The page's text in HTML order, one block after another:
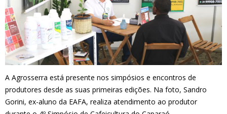
A Agrosserra está presente nos simpósios e encontros de
produtores desde as suas primeiras edições. Na foto, Sandro
Gorini, ex-aluno da EAFA, realiza atendimento ao produtor